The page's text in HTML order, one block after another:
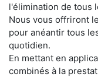
l'élimination de tous
Nous vous offriront
pour anéantir tous
quotidien.
En mettant en
combinés à la